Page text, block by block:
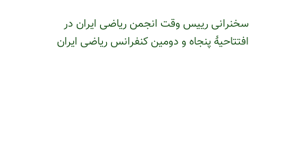
سخنرانی رییس وقت انجمن ریاضی ایران در
افتتاحیۀ پنجاه و دومین کنفرانس ریاضی ایران